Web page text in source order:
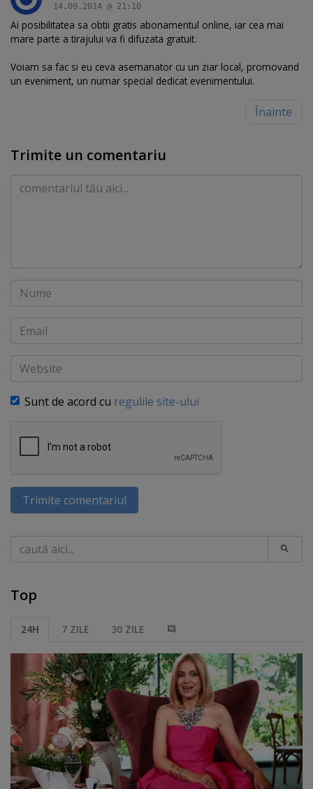
14.09.2014 @ 21:10
Ai posibilitatea sa obtii gratis abonamentul online, iar cea mai
mare parte a tirajului va fi difuzata gratuit.
Voiam sa fac si eu ceva asemanator cu un ziar local, promovand
un eveniment, un numar special dedicat evenimentului.
Înainte
Trimite un comentariu
Comentariu
Nume
Email
Website
Sunt de acord cu regulile site-ului
Trimite comentariul
Caută
Top
24H 7 ZILE 30 ZILE